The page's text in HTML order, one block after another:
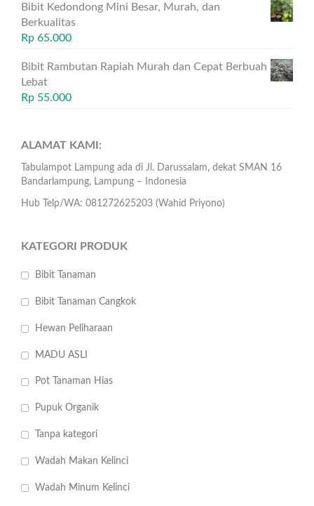
Bibit Kedondong Mini Besar, Murah, dan
Berkualitas
Rp 65.000
Bibit Rambutan Rapiah Murah dan Cepat Berbuah
Lebat
Rp 55.000
ALAMAT KAMI:
Tabulampot Lampung ada di Jl. Darussalam, dekat SMAN 16
Bandarlampung, Lampung – Indonesia
Hub Telp/WA: 081272625203 (Wahid Priyono)
KATEGORI PRODUK
Bibit Tanaman
Bibit Tanaman Cangkok
Hewan Peliharaan
MADU ASLI
Pot Tanaman Hias
Pupuk Organik
Tanpa kategori
Wadah Makan Kelinci
Wadah Minum Kelinci